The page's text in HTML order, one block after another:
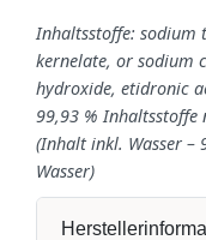
Inhaltsstoffe: sodium
kernelate, or sodium
hydroxide, etidronic
99,93 % Inhaltsstoffe
(Inhalt inkl. Wasser –
Wasser)